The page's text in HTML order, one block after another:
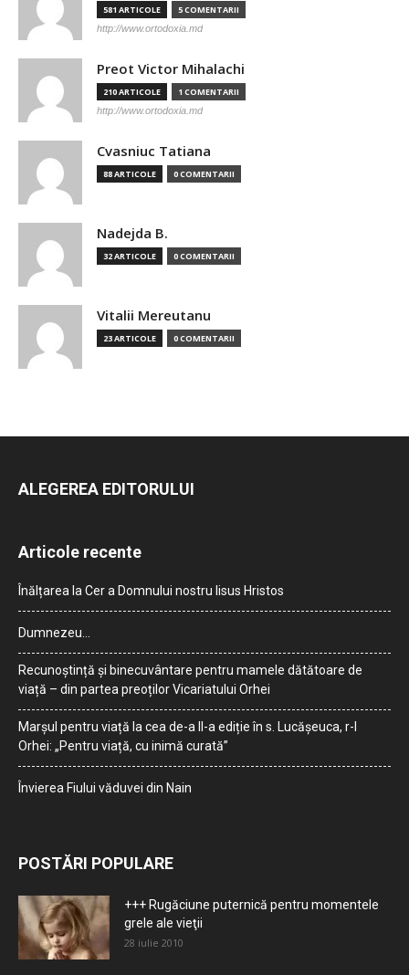
581 ARTICOLE 5 COMENTARII
http://www.ortodoxia.md
Preot Victor Mihalachi
210 ARTICOLE 1 COMENTARII
http://www.ortodoxia.md
Cvasniuc Tatiana
88 ARTICOLE 0 COMENTARII
Nadejda B.
32 ARTICOLE 0 COMENTARII
Vitalii Mereutanu
23 ARTICOLE 0 COMENTARII
ALEGEREA EDITORULUI
Articole recente
Înălțarea la Cer a Domnului nostru Iisus Hristos
Dumnezeu…
Recunoștință și binecuvântare pentru mamele dătătoare de
viață – din partea preoților Vicariatului Orhei
Marșul pentru viață la cea de-a II-a ediție în s. Lucășeuca, r-l
Orhei: „Pentru viață, cu inimă curată”
Învierea Fiului văduvei din Nain
POSTĂRI POPULARE
+++ Rugăciune puternică pentru momentele
grele ale vieţii
28 iulie 2010